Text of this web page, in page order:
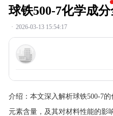
球铁500-7化学成
· 2026-03-13 15:54:17
介绍： 本文深入解析球铁500-7
元素含量，及其对材料性能的影